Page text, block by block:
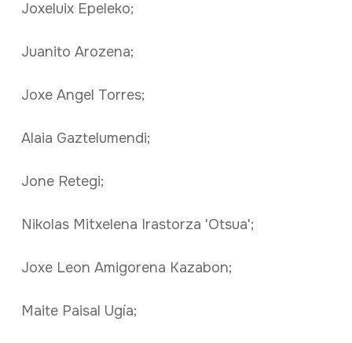
Joxeluix Epeleko;
Juanito Arozena;
Joxe Angel Torres;
Alaia Gaztelumendi;
Jone Retegi;
Nikolas Mitxelena Irastorza 'Otsua';
Joxe Leon Amigorena Kazabon;
Maite Paisal Ugía;